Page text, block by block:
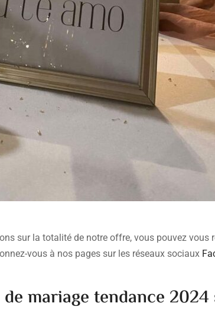
sur la totalité de notre offre, vous pouvez vous
vous à nos pages sur les réseaux sociaux
mariage tendance